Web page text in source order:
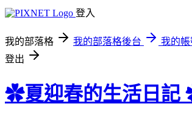
登入
我的部落格 我的部落格後台
我的帳
登出
✿夏迎春的生活日記